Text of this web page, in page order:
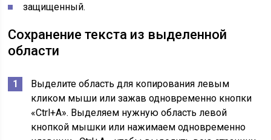
защищенный.
Сохранение текста из выделенной
области
Выделите область для копирования левым
кликом мыши или зажав одновременно кнопки
«Ctrl+A». Выделяем нужную область левой
кнопкой мышки или нажимаем одновременно